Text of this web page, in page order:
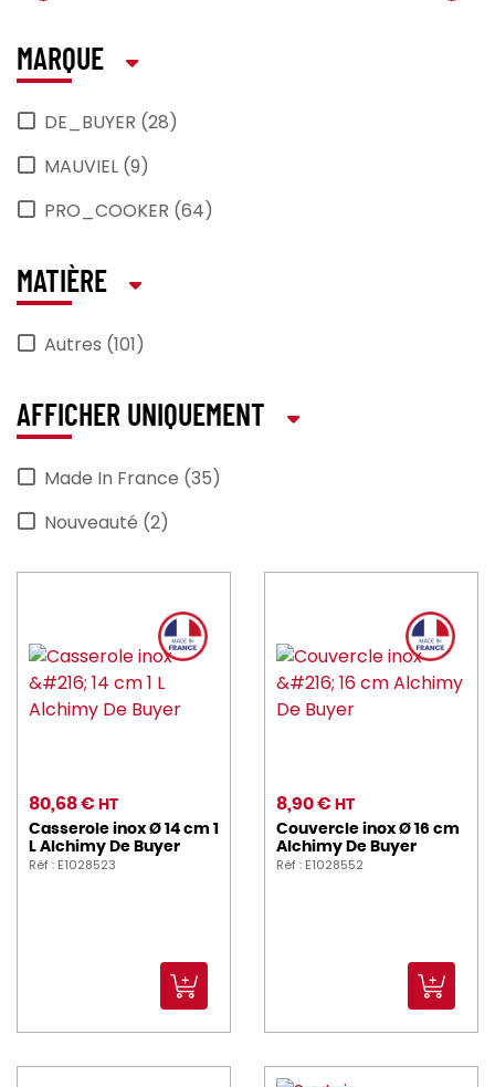
MARQUE
DE_BUYER (28)
MAUVIEL (9)
PRO_COOKER (64)
MATIÈRE
Autres (101)
AFFICHER UNIQUEMENT
Made In France (35)
Nouveauté (2)
80,68 € HT
Casserole inox Ø 14 cm 1
L Alchimy De Buyer
Réf : E1028523
8,90 € HT
Couvercle inox Ø 16 cm
Alchimy De Buyer
Réf : E1028552